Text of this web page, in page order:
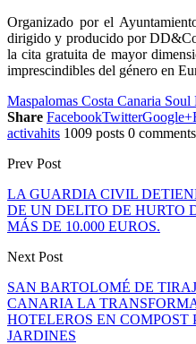
Organizado por el
dirigido y producido por
la cita gratuita de mayor
imprescindibles del género en
Maspalomas Costa Canaria Soul
Share FacebookTwitterGoogle+
activahits 1009 posts 0 comments
Prev Post
LA GUARDIA CIVIL
DE UN DELITO DE HURTO
MÁS DE 10.000 EUROS.
Next Post
SAN BARTOLOMÉ DE
CANARIA LA
HOTELEROS EN COMPOST
JARDINES